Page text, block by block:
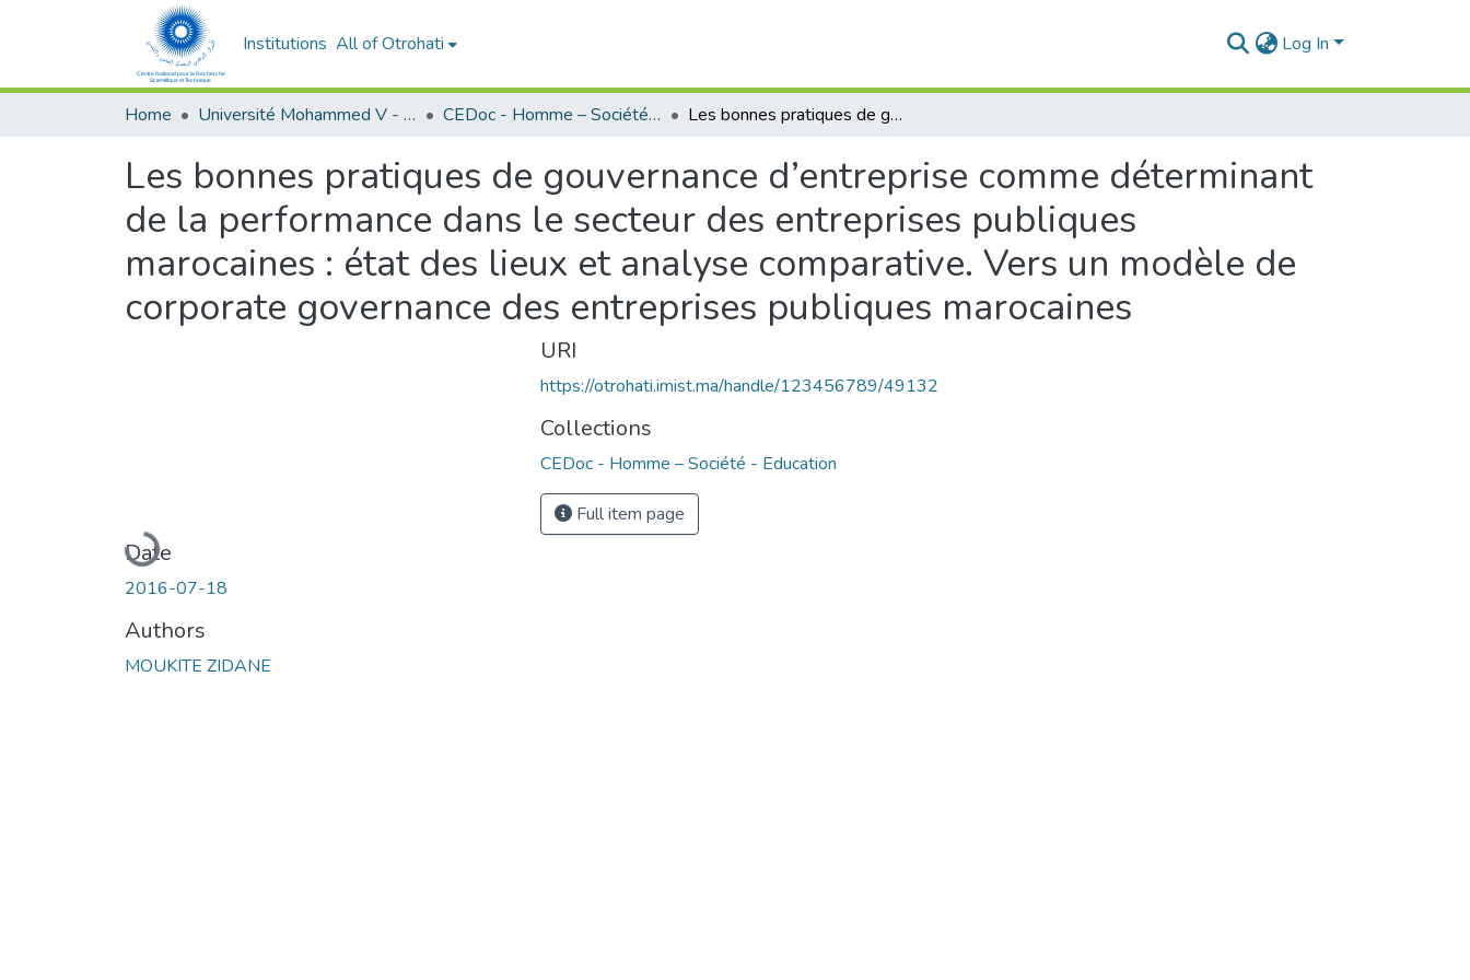
Institutions All of Otrohati Log In
Home Université Mohammed V - Rabat CEDoc - Homme – Société - Education Les bonnes pratiques de gouvernance d’entreprise comme déterminant de la performance dans le secteur des entreprises publiques marocaines : état des lieux et analyse comparative. Vers un modèle de corporate governance des entreprises publiques marocaines
Les bonnes pratiques de gouvernance d’entreprise comme déterminant
de la performance dans le secteur des entreprises publiques
marocaines : état des lieux et analyse comparative. Vers un modèle de
corporate governance des entreprises publiques marocaines
Loading...
Date
2016-07-18
Authors
MOUKITE ZIDANE
URI
https://otrohati.imist.ma/handle/123456789/49132
Collections
CEDoc - Homme – Société - Education
Full item page